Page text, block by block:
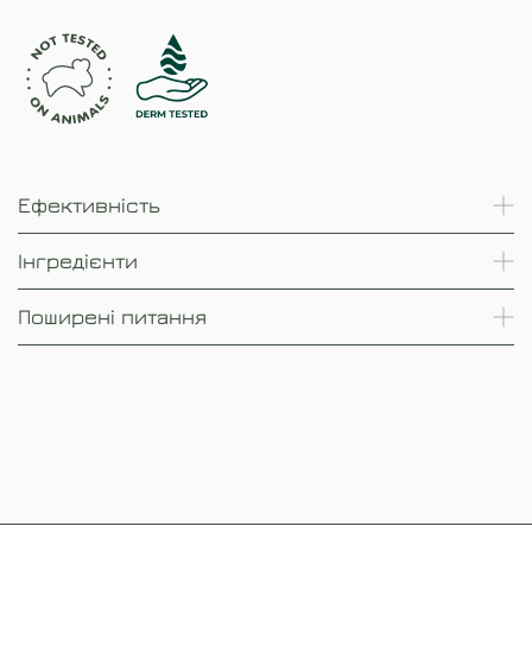
Ефективність
Інгредієнти
Поширені питання